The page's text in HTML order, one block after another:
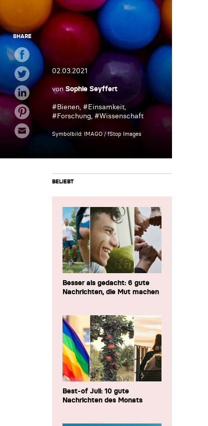
SHARE
02.03.2021
vonSophie Seyffert
#Bienen, #Einsamkeit,
#Forschung, #Wissenschaft
Symbolbild: IMAGO / fStop Images
BELIEBT
Besser als gedacht: 6 gute
Nachrichten, die Mut machen
Best-of Juli: 10 gute
Nachrichten des Monats